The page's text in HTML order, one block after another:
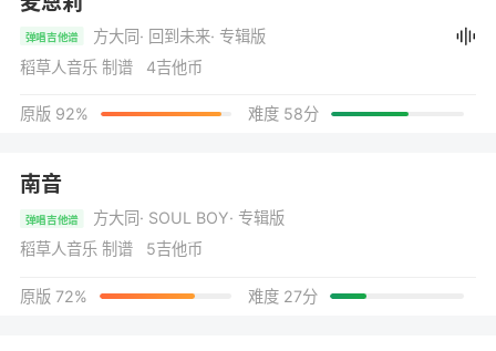
弹唱吉他谱 方大同· 回到未来· 专辑版
稻草人音乐 制谱 4吉他币
原版 92% 难度 58分
南音
弹唱吉他谱 方大同· SOUL BOY· 专辑版
稻草人音乐 制谱 5吉他币
原版 72% 难度 27分